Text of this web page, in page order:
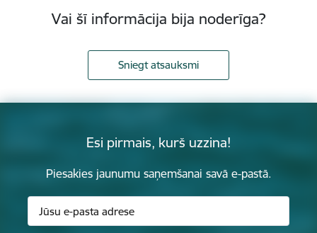
Vai šī informācija bija noderīga?
Sniegt atsauksmi
Esi pirmais, kurš uzzina!
Piesakies jaunumu saņemšanai savā e-pastā.